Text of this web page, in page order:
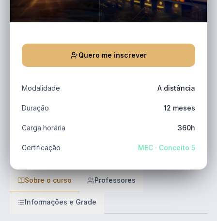
Sobre o curso Professores
Informações e Grade
Quero me inscrever
Modalidade A distância
Duração 12 meses
Carga horária 360h
Certificação MEC · Conceito 5